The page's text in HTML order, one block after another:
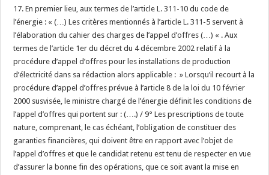
17. En premier lieu, aux termes de l’article L. 311-10 du code de
l’énergie : « (…) Les critères mentionnés à l’article L. 311-5 servent à
l’élaboration du cahier des charges de l’appel d’offres (…) « . Aux
termes de l’article 1er du décret du 4 décembre 2002 relatif à la
procédure d’appel d’offres pour les installations de production
d’électricité dans sa rédaction alors applicable : » Lorsqu’il recourt à la
procédure d’appel d’offres prévue à l’article 8 de la loi du 10 février
2000 susvisée, le ministre chargé de l’énergie définit les conditions de
l’appel d’offres qui portent sur : (….) / 9° Les prescriptions de toute
nature, comprenant, le cas échéant, l’obligation de constituer des
garanties financières, qui doivent être en rapport avec l’objet de
l’appel d’offres et que le candidat retenu est tenu de respecter en vue
d’assurer la bonne fin des opérations, que ce soit avant la mise en